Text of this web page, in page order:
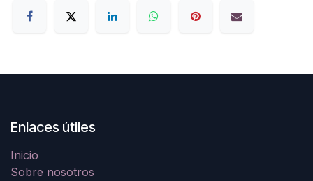
Enlaces útiles
Inicio
Sobre nosotros